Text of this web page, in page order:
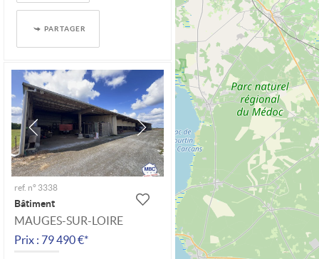
PARTAGER
ref. n° 3338
Bâtiment
MAUGES-SUR-LOIRE
Prix : 79 490 €*